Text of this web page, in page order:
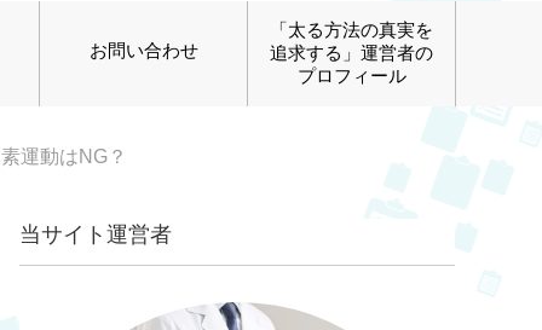
お問い合わせ
「太る方法の真実を
追求する」運営者の
プロフィール
運動はNG？
当サイト運営者